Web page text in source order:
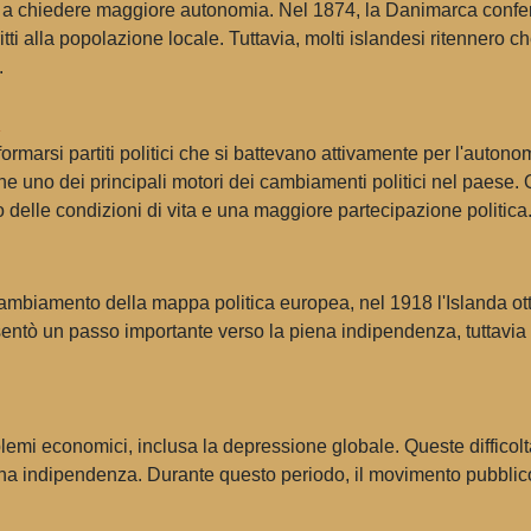
chiedere maggiore autonomia. Nel 1874, la Danimarca
alla popolazione locale. Tuttavia, molti islandesi ritennero
partiti politici che si battevano attivamente per
uno dei principali motori dei cambiamenti politici nel paese.
condizioni di vita e una maggiore partecipazione politica.
della mappa politica europea, nel 1918 l'Islanda
un passo importante verso la piena indipendenza,
economici, inclusa la depressione globale. Queste
indipendenza. Durante questo periodo, il movimento